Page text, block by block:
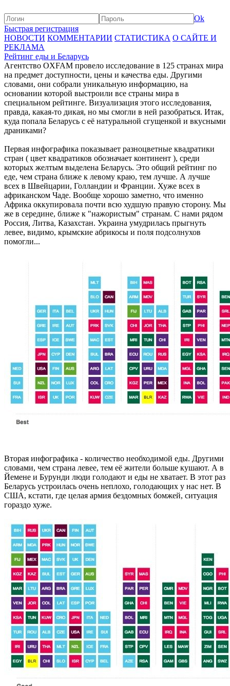
Ok
Быстрая регистрация
НОВОСТИ КОММЕНТАРИИ СТАТИСТИКА О САЙТЕ И
РЕКЛАМА
Рейтинг еды и Беларусь
Агентство OXFAM провело исследование в 125 странах мира
на предмет доступности, цены и качества еды. Другими
словами, они собрали уникальную информацию, на
основании которой выстроили все страны мира в
специальном рейтинге. Визуализация этого исследования,
правда, какая-то дикая, но мы смогли в ней разобраться. Итак,
куда попала Беларусь с её натуральной сгущенкой и вкусными
драниками?
Первая инфографика показывает разноцветные квадратики
стран ( цвет квадратиков обозначает континент ), среди
которых желтым выделена Беларусь. Это общий рейтинг по
еде, чем страна ближе к левому краю, тем лучше. А лучше
всех в Швейцарии, Голландии и Франции. Хуже всех в
африканском Чаде. Вообще хорошо заметно, что именно
Африка оккупировала почти всю худшую правую сторону. Мы
же в середине, ближе к "нажористым" странам. С нами рядом
Россия, Литва, Казахстан. Украина умудрилась прыгнуть
левее, видимо, крымские абрикосы и поля подсолнухов
помогли...
Вторая инфографика - количество необходимой еды. Другими
словами, чем страна левее, тем её жители больше кушают. А в
Йемене и Бурунди люди голодают и еды не хватает. В этот раз
Беларусь устроилась очень неплохо, голодающих у нас нет. В
США, кстати, где целая армия бездомных бомжей, ситуация
гораздо хуже.